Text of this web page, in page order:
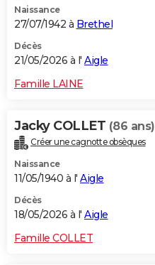
Naissance
27/07/1942 à Brethel
Décès
21/05/2026 à l' Aigle
Famille LAINE
Jacky COLLET (86 ans)
Créer une cagnotte obsèques
Naissance
11/05/1940 à l' Aigle
Décès
18/05/2026 à l' Aigle
Famille COLLET